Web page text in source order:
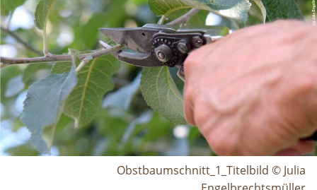
Obstbaumschnitt_1_Titelbild © Julia